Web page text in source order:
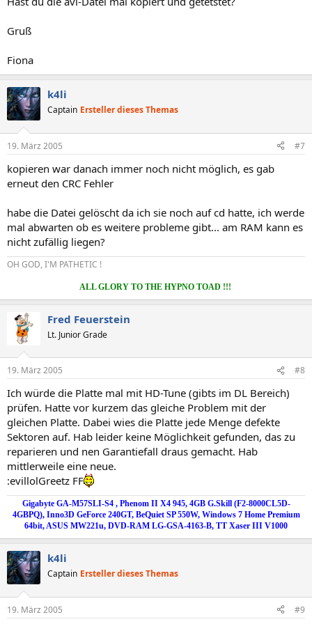
Gruß
Fiona
k4li
Captain Ersteller dieses Themas
19. März 2005 #7
kopieren war danach immer noch nicht möglich, es gab
erneut den CRC Fehler
habe die Datei gelöscht da ich sie noch auf cd hatte, ich werde
mal abwarten ob es weitere probleme gibt... am RAM kann es
nicht zufällig liegen?
OH GOD, I'M PATHETIC !
ALL GLORY TO THE HYPNO TOAD !!!
Fred Feuerstein
Lt. Junior Grade
19. März 2005 #8
Ich würde die Platte mal mit HD-Tune (gibts im DL Bereich)
prüfen. Hatte vor kurzem das gleiche Problem mit der
gleichen Platte. Dabei wies die Platte jede Menge defekte
Sektoren auf. Hab leider keine Möglichkeit gefunden, das zu
reparieren und nen Garantiefall draus gemacht. Hab
mittlerweile eine neue.
:evillolGreetz FF
Gigabyte GA-M57SLI-S4 , Phenom II X4 945, 4GB G.Skill (F2-8000CL5D-
4GBPQ), Inno3D GeForce 240GT, BeQuiet SP 550W, Windows 7 Home Premium
64bit, ASUS MW221u, DVD-RAM LG-GSA-4163-B, TT Xaser III V1000
k4li
Captain Ersteller dieses Themas
19. März 2005 #9